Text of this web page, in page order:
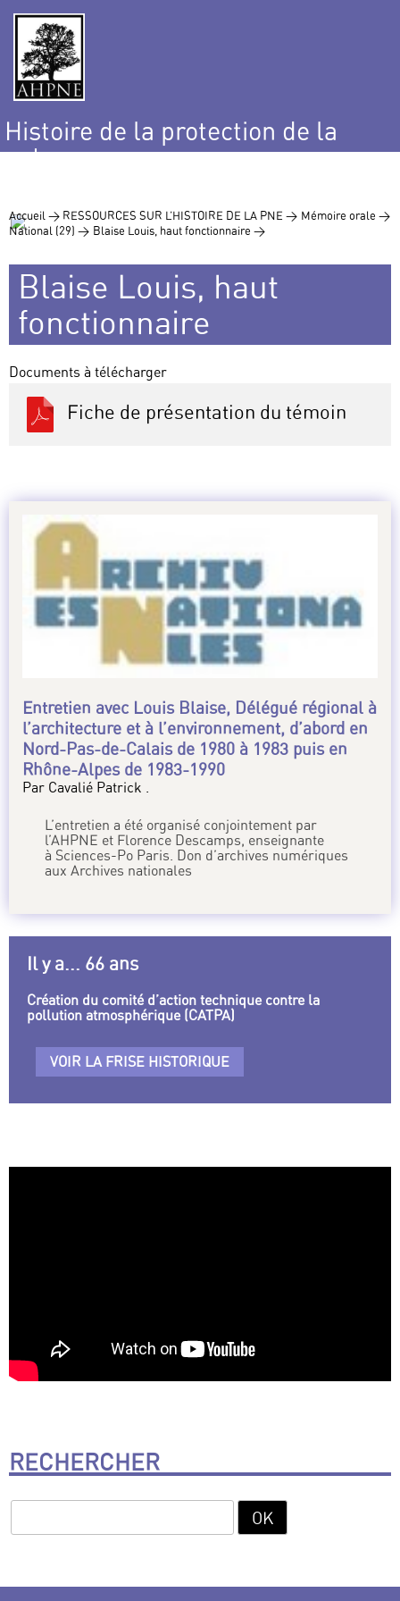
Histoire de la protection de la
nature
Accueil > RESSOURCES SUR L’HISTOIRE DE LA PNE > Mémoire orale >
National (29) > Blaise Louis, haut fonctionnaire >
Blaise Louis, haut
fonctionnaire
Documents à télécharger
Fiche de présentation du témoin
Entretien avec Louis Blaise, Délégué régional à
l’architecture et à l’environnement, d’abord en
Nord-Pas-de-Calais de 1980 à 1983 puis en
Rhône-Alpes de 1983-1990
Par Cavalié Patrick .
L’entretien a été organisé conjointement par
l’AHPNE et Florence Descamps, enseignante
à Sciences-Po Paris. Don d’archives numériques
aux Archives nationales
Il y a... 66 ans
Création du comité d’action technique contre la
pollution atmosphérique (CATPA)
VOIR LA FRISE HISTORIQUE
RECHERCHER